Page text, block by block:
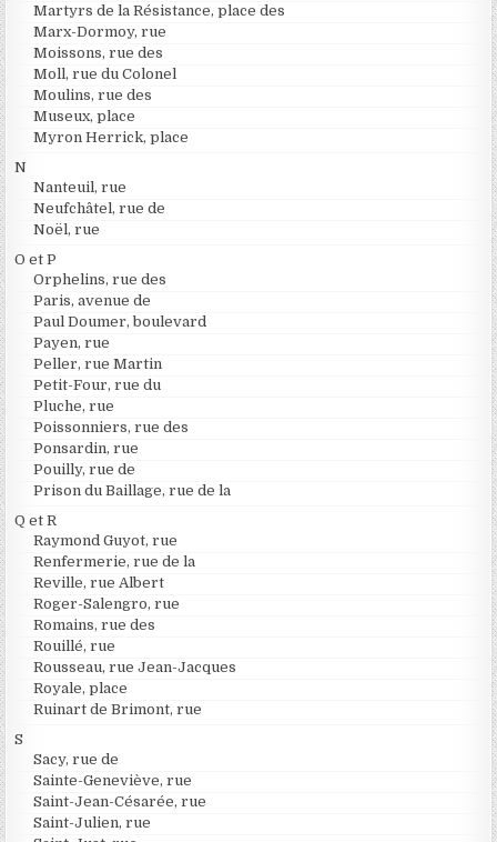
Martyrs de la Résistance, place des
Marx-Dormoy, rue
Moissons, rue des
Moll, rue du Colonel
Moulins, rue des
Museux, place
Myron Herrick, place
N
Nanteuil, rue
Neufchâtel, rue de
Noël, rue
O et P
Orphelins, rue des
Paris, avenue de
Paul Doumer, boulevard
Payen, rue
Peller, rue Martin
Petit-Four, rue du
Pluche, rue
Poissonniers, rue des
Ponsardin, rue
Pouilly, rue de
Prison du Baillage, rue de la
Q et R
Raymond Guyot, rue
Renfermerie, rue de la
Reville, rue Albert
Roger-Salengro, rue
Romains, rue des
Rouillé, rue
Rousseau, rue Jean-Jacques
Royale, place
Ruinart de Brimont, rue
S
Sacy, rue de
Sainte-Geneviève, rue
Saint-Jean-Césarée, rue
Saint-Julien, rue